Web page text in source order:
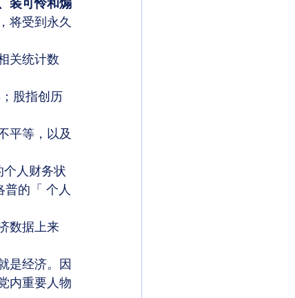
将受到永久
关统计数
股指创历
平等，以及
人财务状
的「 个人
数据上来
是经济。因
内重要人物